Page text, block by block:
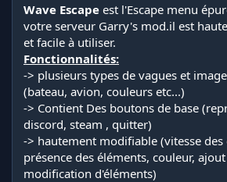
Wave Escape est l'Escape menu
votre serveur Garry's mod.il est
et facile à utiliser.
Fonctionnalités:
-> plusieurs types de vagues et
(bateau, avion, couleurs etc...)
-> Contient Des boutons de base
discord, steam , quitter)
-> hautement modifiable (vitesse des
présence des éléments, couleur,
modification d'éléments)